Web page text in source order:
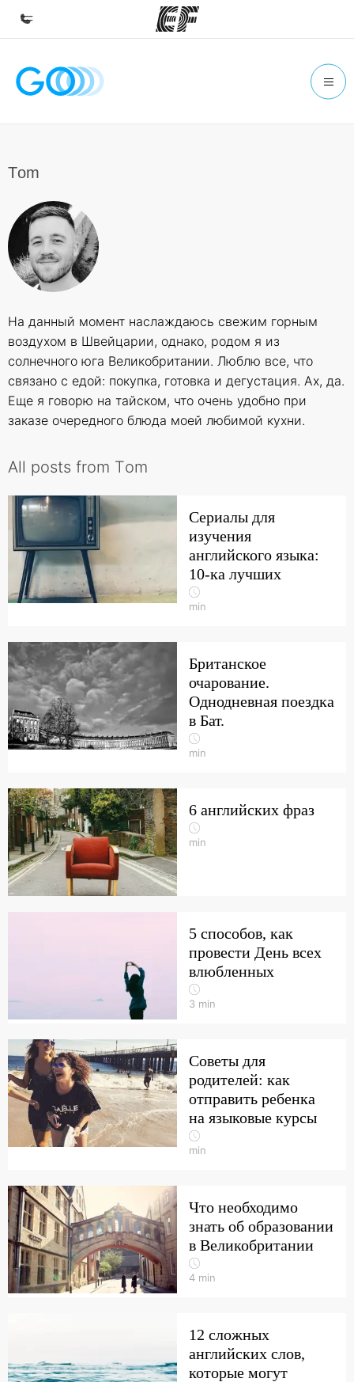
Главная
Найти ближайший офис
О нас
Кто мы
Присоединиться к нашей команде
Тom
На данный момент наслаждаюсь свежим горным
воздухом в Швейцарии, однако, родом я из
солнечного юга Великобритании. Люблю все, что
связано с едой: покупка, готовка и дегустация. Ах, да.
Еще я говорю на тайском, что очень удобно при
заказе очередного блюда моей любимой кухни.
All posts from Тom
Сериалы для
изучения
английского языка:
10-ка лучших
min
Британское
очарование.
Однодневная поездка
в Бат.
min
6 английских фраз
min
5 способов, как
провести День всех
влюбленных
3 min
Советы для
родителей: как
отправить ребенка
на языковые курсы
min
Что необходимо
знать об образовании
в Великобритании
4 min
12 сложных
английских слов,
которые могут